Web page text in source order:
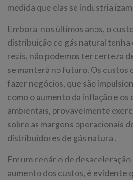
medida que elas se industrializam.
Embora, nos últimos anos, o
distribuição de gás natural tenha
reais, não podemos ter certeza
se manterá no futuro. Os custos
fazer negócios, que são
como o aumento da inflação e os
ambientais, provavelmente
sobre as margens operacionais
distribuidores de gás natural.
Em um cenário de desaceleração
aumento dos custos, é evidente